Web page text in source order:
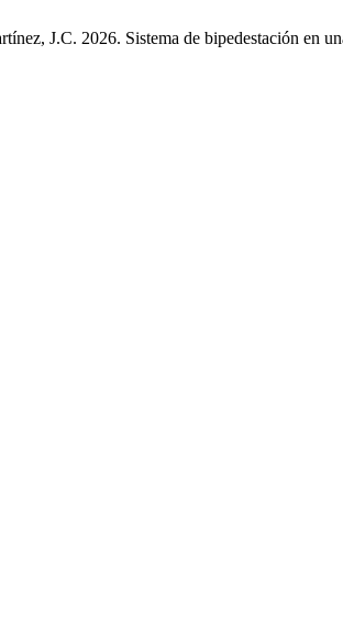
J.C. 2026. Sistema de bipedestación en